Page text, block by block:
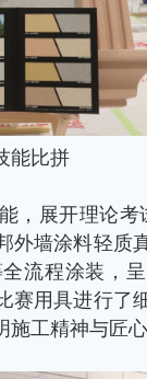
能比拼
，展开理论
外墙涂料轻质
流程涂装，
赛用具进行了
施工精神与匠